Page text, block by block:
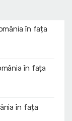
în fața
în fața
în fața